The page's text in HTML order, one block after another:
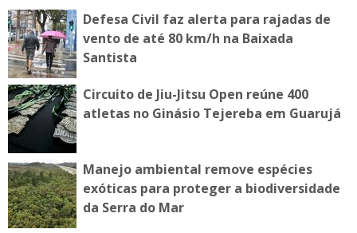
Defesa Civil faz alerta para rajadas de
vento de até 80 km/h na Baixada
Santista
Circuito de Jiu-Jitsu Open reúne 400
atletas no Ginásio Tejereba em Guarujá
Manejo ambiental remove espécies
exóticas para proteger a biodiversidade
da Serra do Mar